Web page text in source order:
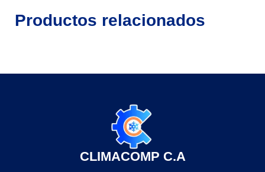
Productos relacionados
CLIMACOMP C.A